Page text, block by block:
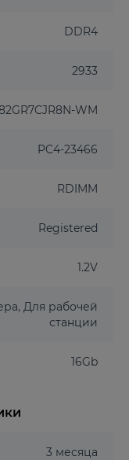
DDR4
2933
WM
PC4-23466
RDIMM
Registered
1.2V
Для рабочей
станции
16Gb
3 месяца